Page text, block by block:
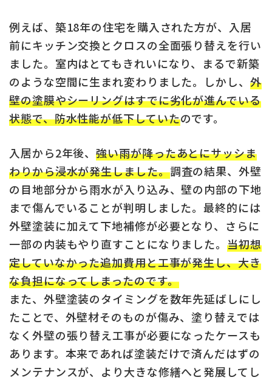
例えば、築18年の住宅を購入された方が、入居
前にキッチン交換とクロスの全面張り替えを行い
ました。室内はとてもきれいになり、まるで新築
のような空間に生まれ変わりました。しかし、 外
壁の塗膜やシーリングはすでに劣化が進んでいる
状態で、防水性能が低下していたのです。
入居から2年後、強い雨が降ったあとにサッシま
わりから浸水が発生しました。調査の結果、外壁
の目地部分から雨水が入り込み、壁の内部の下地
まで傷んでいることが判明しました。最終的には
外壁塗装に加えて下地補修が必要となり、さらに
一部の内装もやり直すことになりました。当初想
定していなかった追加費用と工事が発生し、大き
な負担になってしまったのです。
また、外壁塗装のタイミングを数年先延ばしにし
たことで、外壁材そのものが傷み、塗り替えでは
なく外壁の張り替え工事が必要になったケースも
あります。本来であれば塗装だけで済んだはずの
メンテナンスが、より大きな修繕へと発展してし